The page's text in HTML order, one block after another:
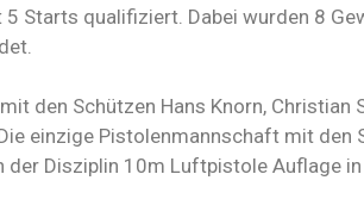
Starts qualifiziert. Dabei wurden 8
den Schützen Hans Knorn, Christian
einzige Pistolenmannschaft mit den
Disziplin 10m Luftpistole Auflage